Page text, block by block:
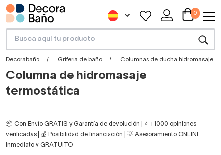
0
Decorabaño Grifería de baño Columnas de ducha hidromasaje
Columna de hidromasaje
termostática
--
📦 Con Envío GRATIS y Garantía de devolución | ⭐ +1000 opiniones
verificadas | 💰 Posibilidad de financiación | 💡 Asesoramiento ONLINE
inmediato y GRATUITO